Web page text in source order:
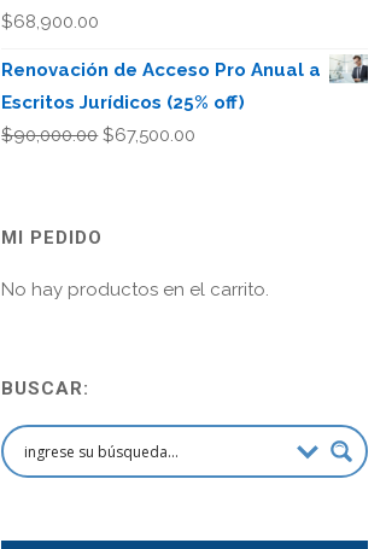
$68,900.00
Renovación de Acceso Pro Anual a
Escritos Jurídicos (25% off)
$90,000.00 El
$67,500.00
MI PEDIDO
No hay productos en el carrito.
BUSCAR: